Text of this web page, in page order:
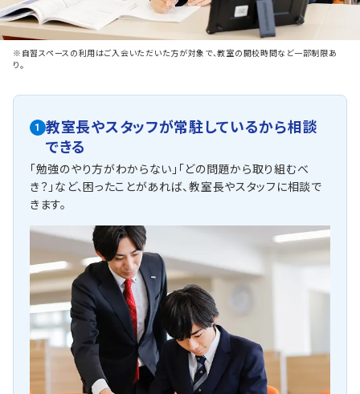
※自習スペースの利用はご入会いただいた方が対象で、教室の開校時間など一部制限あ
り。
1
教室長やスタッフが常駐しているから相談
できる
「勉強のやり方がわからない」「どの問題から取り組むべ
き？」など、困ったことがあれば、教室長やスタッフに相談で
きます。